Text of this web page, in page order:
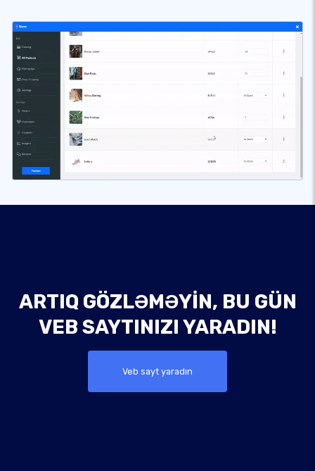
ARTIQ GÖZLƏMƏYIN, BU GÜN
VEB SAYTINIZI YARADIN!
Veb sayt yaradın